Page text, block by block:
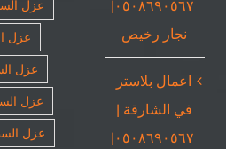
٠٥٠٨٦٩٠٥٦٧|
نجار رخيص
اعمال بلاستر
في الشارقة |
٠٥٠٨٦٩٠٥٦٧|
عزل
عزل
عزل
عزل
عزل